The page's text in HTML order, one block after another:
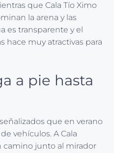
que Cala Tío Ximo
la arena y las
es transparente y el
hace muy atractivas para
a pie hasta
que en verano
vehículos. A Cala
camino junto al mirador